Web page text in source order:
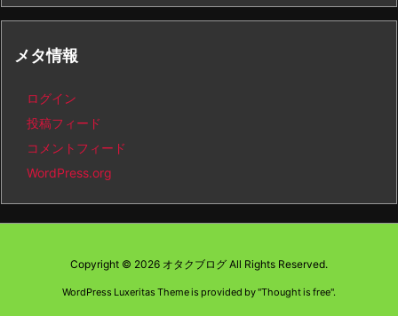
メタ情報
ログイン
投稿フィード
コメントフィード
WordPress.org
Copyright © 2026 オタクブログ All Rights Reserved.
WordPress Luxeritas Theme is provided by "Thought is free".